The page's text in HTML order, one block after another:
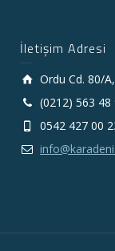
İletişim Adresi
Ordu Cd. 80/
(0212) 563 48
0542 427 00